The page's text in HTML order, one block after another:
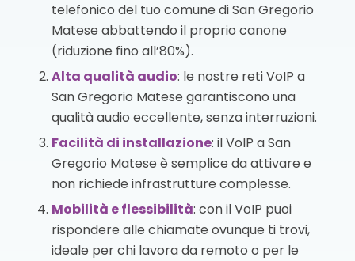
telefonico del tuo comune di San Gregorio
Matese abbattendo il proprio canone
(riduzione fino all’80%).
Alta qualità audio: le nostre reti VoIP a
San Gregorio Matese garantiscono una
qualità audio eccellente, senza interruzioni.
Facilità di installazione: il VoIP a San
Gregorio Matese è semplice da attivare e
non richiede infrastrutture complesse.
Mobilità e flessibilità: con il VoIP puoi
rispondere alle chiamate ovunque ti trovi,
ideale per chi lavora da remoto o per le